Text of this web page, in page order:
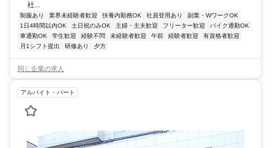
社...
制服あり 業界未経験者歓迎 扶養内勤務OK 社員登用あり
副業・WワークOK
1日4時間以内OK
土日祝のみOK 主婦・主夫歓迎 フリーター歓迎
バイク通勤OK
車通勤OK
学生歓迎 経験不問 未経験者歓迎 午前 経験者歓迎
有資格者歓迎
月1シフト提出
研修あり 夕方
同じ企業の求人
アルバイト・パート